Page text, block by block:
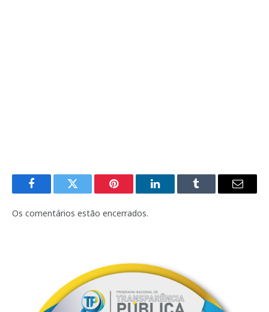
FacebookTwitter Pinterest LinkedInTumblr
E-
Os comentários estão encerrados.